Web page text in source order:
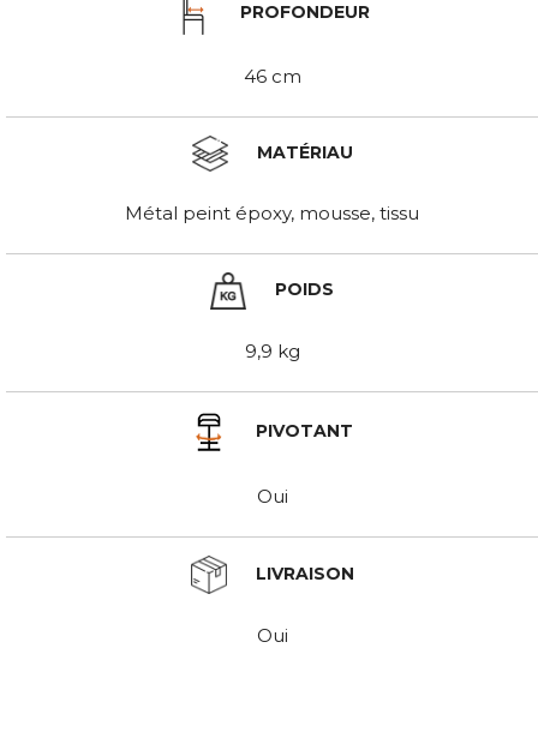
PROFONDEUR
46 cm
MATÉRIAU
Métal peint époxy, mousse, tissu
POIDS
9,9 kg
PIVOTANT
Oui
LIVRAISON
Oui